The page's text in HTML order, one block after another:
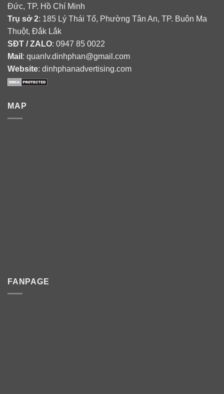
Đức, TP. Hồ Chí Minh
Trụ sở 2: 185 Lý Thái Tổ, Phường Tân An, TP. Buôn Ma
Thuột, Đắk Lắk
SĐT / ZALO: 0947 85 0022
Mail : quanlv.dinhphan@gmail.com
Website: dinhphanadvertising.com
MAP
FANPAGE